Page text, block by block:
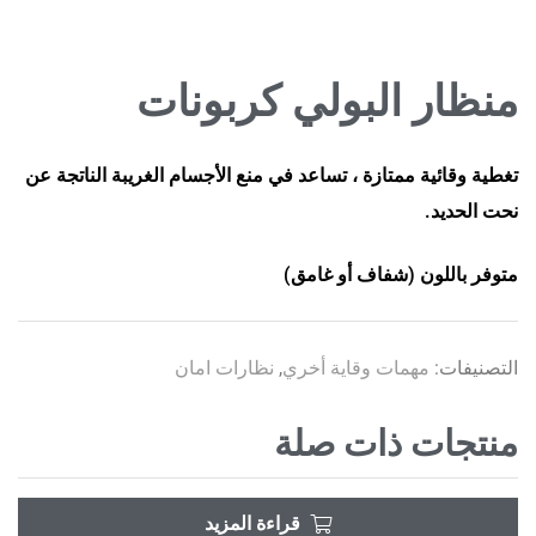
منظار البولي كربونات
تغطية وقائية ممتازة ، تساعد في منع الأجسام الغريبة الناتجة عن
نحت الحديد.
متوفر باللون (شفاف أو غامق)
التصنيفات: مهمات وقاية أخري, نظارات امان
منتجات ذات صلة
قراءة المزيد